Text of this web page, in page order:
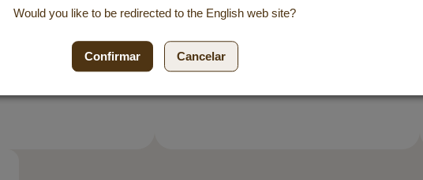
por estos valiosos
agricultores y pagar salarios justos es algo
muy loable! Seguid así :)
Would you like to be redirected to the English web site?
Confirmar Cancelar